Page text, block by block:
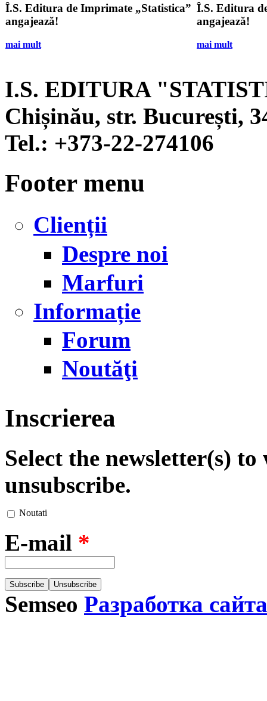
Î.S. Editura de Imprimate „Statistica”
angajează!
mai mult
Î.S. Editura
angajează!
mai mult
I.S. EDITURA
Chișinău, str. București,
Tel.: +373-22-274106
Footer menu
Clienții
Despre noi
Marfuri
Informație
Forum
Noutăţi
Inscrierea
Select the newsletter(s)
unsubscribe.
Noutati
E-mail *
Semseo Разработка сайта